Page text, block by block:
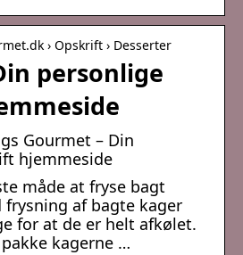
› Opskrift › Desserter
personlige
Gourmet – Din
hjemmeside
måde at fryse bagt
frysning af bagte kager
for at de er helt afkølet.
kagerne …